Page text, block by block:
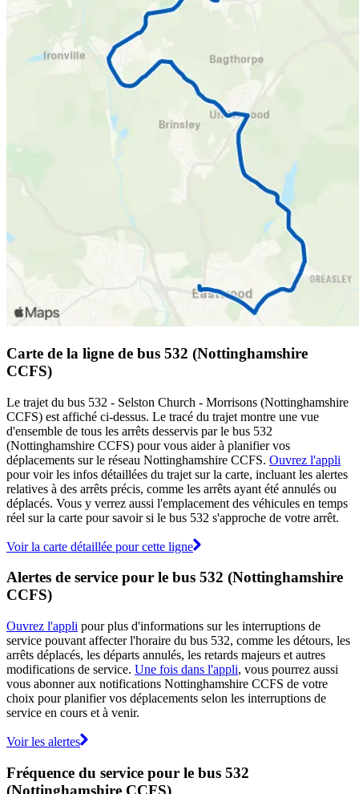
Carte de la ligne de bus 532 (Nottinghamshire
CCFS)
Le trajet du bus 532 - Selston Church - Morrisons (Nottinghamshire
CCFS) est affiché ci-dessus. Le tracé du trajet montre une vue
d'ensemble de tous les arrêts desservis par le bus 532
(Nottinghamshire CCFS) pour vous aider à planifier vos
déplacements sur le réseau Nottinghamshire CCFS. Ouvrez l'appli
pour voir les infos détaillées du trajet sur la carte, incluant les alertes
relatives à des arrêts précis, comme les arrêts ayant été annulés ou
déplacés. Vous y verrez aussi l'emplacement des véhicules en temps
réel sur la carte pour savoir si le bus 532 s'approche de votre arrêt.
Voir la carte détaillée pour cette ligne
Alertes de service pour le bus 532 (Nottinghamshire
CCFS)
Ouvrez l'appli pour plus d'informations sur les interruptions de
service pouvant affecter l'horaire du bus 532, comme les détours, les
arrêts déplacés, les départs annulés, les retards majeurs et autres
modifications de service. Une fois dans l'appli, vous pourrez aussi
vous abonner aux notifications Nottinghamshire CCFS de votre
choix pour planifier vos déplacements selon les interruptions de
service en cours et à venir.
Voir les alertes
Fréquence du service pour le bus 532
(Nottinghamshire CCFS)